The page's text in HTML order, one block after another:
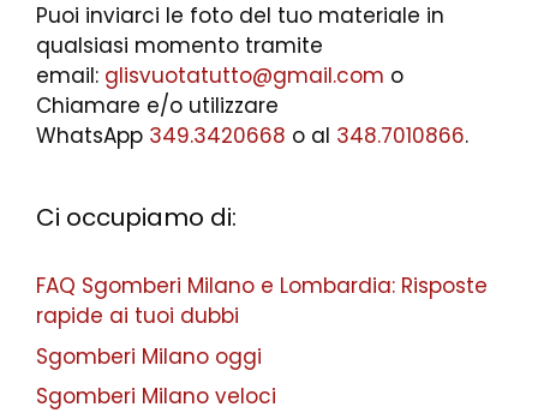
Puoi inviarci le foto del tuo materiale in
qualsiasi momento tramite
email: glisvuotatutto@gmail.com o
Chiamare e/o utilizzare
WhatsApp 349.3420668 o al 348.7010866.
Ci occupiamo di:
FAQ Sgomberi Milano e Lombardia: Risposte
rapide ai tuoi dubbi
Sgomberi Milano oggi
Sgomberi Milano veloci